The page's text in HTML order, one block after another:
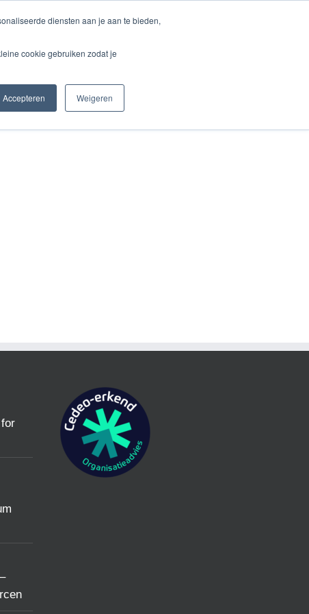
diensten aan je aan te bieden,
cookie gebruiken zodat je
Accepteren Weigeren
Blog & Aktuelles Kontakt